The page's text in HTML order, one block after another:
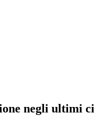
negli ultimi